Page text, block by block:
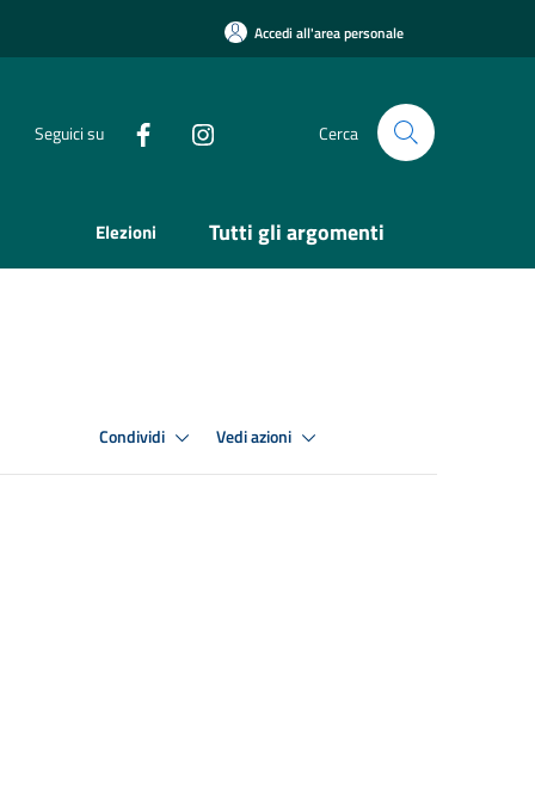
Accedi all'area personale
Seguici su Cerca
Elezioni Tutti gli argomenti
Condividi Vedi azioni